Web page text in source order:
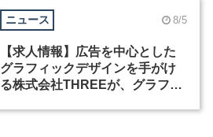
ニュース 8/5
【求人情報】広告を中心とした
グラフィックデザインを手がけ
る株式会社THREEが、グラフィ